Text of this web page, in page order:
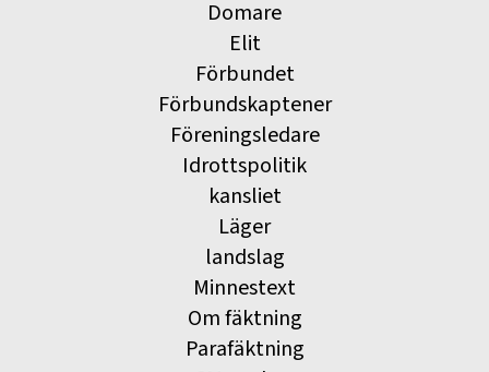
Domare
Elit
Förbundet
Förbundskaptener
Föreningsledare
Idrottspolitik
kansliet
Läger
landslag
Minnestext
Om fäktning
Parafäktning